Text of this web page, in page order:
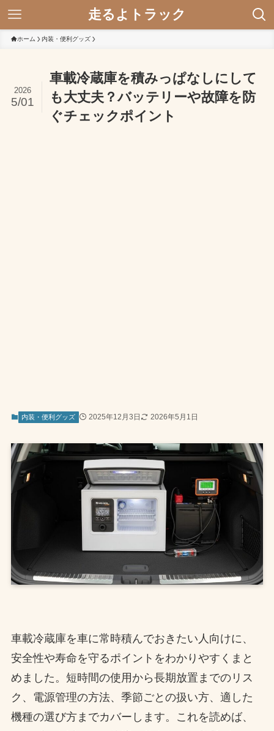
走るよトラック
ホーム 内装・便利グッズ
車載冷蔵庫を積みっぱなしにして
も大丈夫？バッテリーや故障を防
ぐチェックポイント
2026
5/01
内装・便利グッズ 2025年12月3日 2026年5月1日
車載冷蔵庫を車に常時積んでおきたい人向けに、
安全性や寿命を守るポイントをわかりやすくまと
めました。短時間の使用から長期放置までのリス
ク、電源管理の方法、季節ごとの扱い方、適した
機種の選び方までカバーします。これを読めば、